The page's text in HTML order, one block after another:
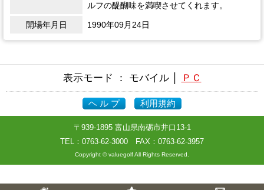
ルフの醍醐味を満喫させてくれます。
開場年月日 1990年09月24日
表示モード ： モバイル │ ＰＣ
ヘ ル プ 利用規約
〒939-1895 富山県南砺市井口13-1
TEL： 0763-62-3000 FAX：0763-62-3957
Copyright © valuegolf All Rights Reserved.